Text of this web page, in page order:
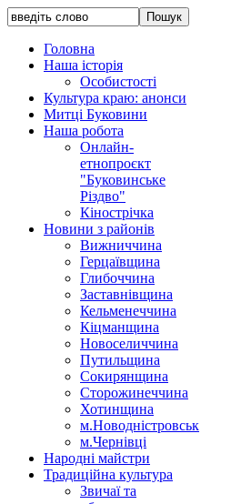
Головна
Наша історія
Особистості
Культура краю: анонси
Митці Буковини
Наша робота
Онлайн-
етнопроєкт
"Буковинське
Різдво"
Кінострічка
Новини з районів
Вижниччина
Герцаївщина
Глибоччина
Заставнівщина
Кельменеччина
Кіцманщина
Новоселиччина
Путильщина
Сокирянщина
Сторожинеччина
Хотинщина
м.Новодністровськ
м.Чернівці
Народні майстри
Традиційна культура
Звичаї та